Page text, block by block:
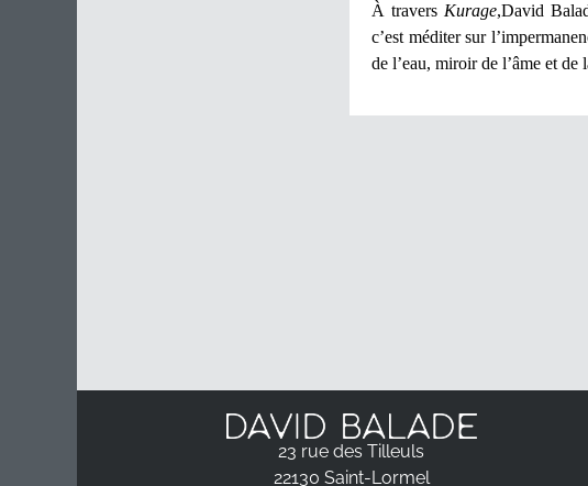
À travers Kurage,David
c’est méditer sur
de l’eau, miroir de l’âme et de
23 rue des Tilleuls
22130 Saint-Lormel